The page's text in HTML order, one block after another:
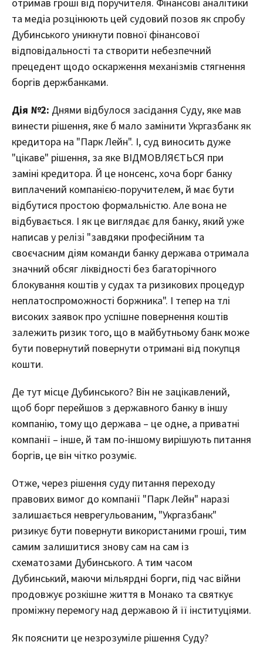
отримав гроші від поручителя. Фінансові аналітики
та медіа розцінюють цей судовий позов як спробу
Дубинського уникнути повної фінансової
відповідальності та створити небезпечний
прецедент щодо оскарження механізмів стягнення
боргів держбанками.
Дія №2: Днями відбулося засідання Суду, яке мав
винести рішення, яке б мало замінити Укргазбанк як
кредитора на "Парк Лейн". І, суд виносить дуже
"цікаве" рішення, за яке ВІДМОВЛЯЄТЬСЯ при
заміні кредитора. Й це нонсенс, хоча борг банку
виплачений компанією-поручителем, й має бути
відбутися простою формальністю. Але вона не
відбувається. І як це виглядає для банку, який уже
написав у релізі "завдяки професійним та
своєчасним діям команди банку держава отримала
значний обсяг ліквідності без багаторічного
блокування коштів у судах та ризикових процедур
неплатоспроможності боржника". І тепер на тлі
високих заявок про успішне повернення коштів
залежить ризик того, що в майбутньому банк може
бути повернутий повернути отримані від покупця
кошти.
Де тут місце Дубинського? Він не зацікавлений,
щоб борг перейшов з державного банку в іншу
компанію, тому що держава – це одне, а приватні
компанії – інше, й там по-іншому вирішують питання
боргів, це він чітко розуміє.
Отже, через рішення суду питання переходу
правових вимог до компанії "Парк Лейн" наразі
залишається неврегульованим, "Укргазбанк"
ризикує бути повернути використаними гроші, тим
самим залишитися знову сам на сам із
схематозами Дубинського. А тим часом
Дубинський, маючи мільярдні борги, під час війни
продовжує розкішне життя в Монако та святкує
проміжну перемогу над державою й її інституціями.
Як пояснити це незрозуміле рішення Суду?